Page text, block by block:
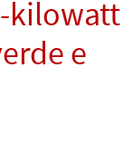
kilowatt
e